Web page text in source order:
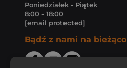
Poniedziałek - Piątek
8:00 - 18:00
[email protected]
Bądź z nami na bieżąco